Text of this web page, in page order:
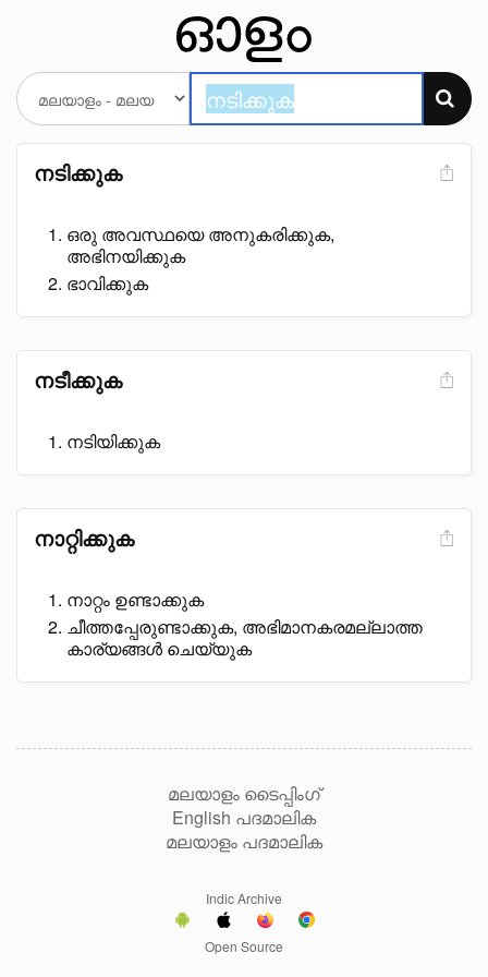
നടിക്കുക
ഒരു അവസ്ഥയെ അനുകരിക്കുക,
അഭിനയിക്കുക
ഭാവിക്കുക
നടീക്കുക
നടിയിക്കുക
നാറ്റിക്കുക
നാറ്റം ഉണ്ടാക്കുക
ചീത്തപ്പേരുണ്ടാക്കുക, അഭിമാനകരമല്ലാത്ത
കാര്യങ്ങൾ ചെയ്യുക
മലയാളം ടൈപ്പിംഗ്
English പദമാലിക
മലയാളം പദമാലിക
Indic Archive
Open Source